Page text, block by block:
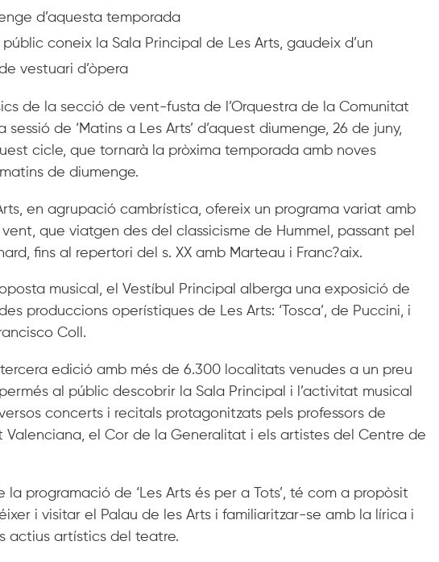
d’aquesta temporada
coneix la Sala Principal de Les Arts, gaudeix d’un
vestuari d’òpera
de la secció de vent-fusta de l’Orquestra de la Comunitat
de ‘Matins a Les Arts’ d’aquest diumenge, 26 de juny,
cicle, que tornarà la pròxima temporada amb noves
de diumenge.
en agrupació cambrística, ofereix un programa variat amb
que viatgen des del classicisme de Hummel, passant pel
fins al repertori del s. XX amb Marteau i Franc?aix.
musical, el Vestíbul Principal alberga una exposició de
produccions operístiques de Les Arts: ‘Tosca’, de Puccini, i
Coll.
tercera edició amb més de 6.300 localitats venudes a un preu
al públic descobrir la Sala Principal i l’activitat musical
concerts i recitals protagonitzats pels professors de
Valenciana, el Cor de la Generalitat i els artistes del Centre de
programació de ‘Les Arts és per a Tots’, té com a propòsit
i visitar el Palau de les Arts i familiaritzar-se amb la lírica i
actius artístics del teatre.